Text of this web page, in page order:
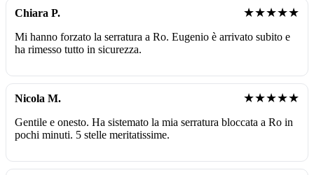
Chiara P. ★★★★★
Mi hanno forzato la serratura a Ro. Eugenio è arrivato subito e
ha rimesso tutto in sicurezza.
Nicola M. ★★★★★
Gentile e onesto. Ha sistemato la mia serratura bloccata a Ro in
pochi minuti. 5 stelle meritatissime.